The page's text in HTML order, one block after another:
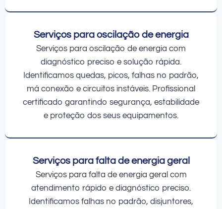
Serviços para oscilação de energia
Serviços para oscilação de energia com
diagnóstico preciso e solução rápida.
Identificamos quedas, picos, falhas no padrão,
má conexão e circuitos instáveis. Profissional
certificado garantindo segurança, estabilidade
e proteção dos seus equipamentos.
Serviços para falta de energia geral
Serviços para falta de energia geral com
atendimento rápido e diagnóstico preciso.
Identificamos falhas no padrão, disjuntores,